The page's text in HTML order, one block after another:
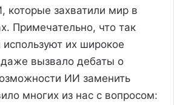
которые захватили мир в
Примечательно, что так
их широкое
вызвало дебаты о
ИИ заменить
многих из нас с вопросом: